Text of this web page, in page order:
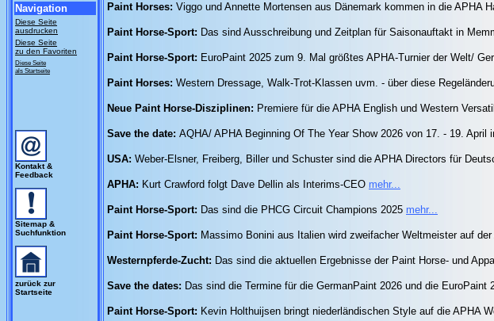
Navigation
Diese Seite
ausdrucken
Diese Seite
zu den Favoriten
Diese Seite
als Startseite
Kontakt &
Feedback
Sitemap &
Suchfunktion
zurück zur
Startseite
Paint Horses: Viggo und Annette Mortensen aus Dänemark kommen in die APHA
Paint Horse-Sport: Das sind Ausschreibung und Zeitplan für Saisonauftakt in
Paint Horse-Sport: EuroPaint 2025 zum 9. Mal größtes APHA-Turnier der Welt/
Paint Horses: Western Dressage, Walk-Trot-Klassen uvm. - über diese
Neue Paint Horse-Disziplinen: Premiere für die APHA English und Western
Save the date: AQHA/ APHA Beginning Of The Year Show 2026 von 17. - 19. April
USA: Weber-Elsner, Freiberg, Biller und Schuster sind die APHA Directors für
APHA: Kurt Crawford folgt Dave Dellin als Interims-CEO mehr...
Paint Horse-Sport: Das sind die PHCG Circuit Champions 2025 mehr...
Paint Horse-Sport: Massimo Bonini aus Italien wird zweifacher Weltmeister auf
Westernpferde-Zucht: Das sind die aktuellen Ergebnisse der Paint Horse- und
Save the dates: Das sind die Termine für die GermanPaint 2026 und die EuroPaint
Paint Horse-Sport: Kevin Holthuijsen bringt niederländischen Style auf die APHA